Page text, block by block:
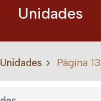
Unidades
Unidades Página 13